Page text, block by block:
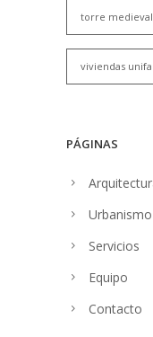
torre medieval
viviendas
PÁGINAS
Urbanismo
Servicios
Equipo
Contacto